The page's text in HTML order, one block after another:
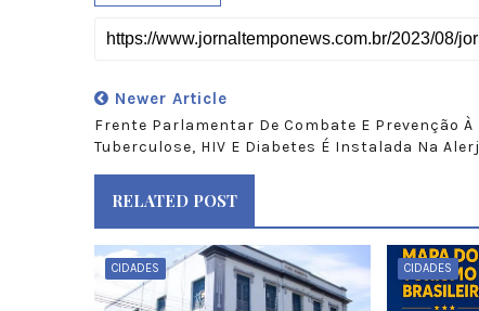
Newer Article
Frente Parlamentar De Combate E Prevenção À
Tuberculose, HIV E Diabetes É Instalada Na Alerj
RELATED POST
CIDADES CIDADES